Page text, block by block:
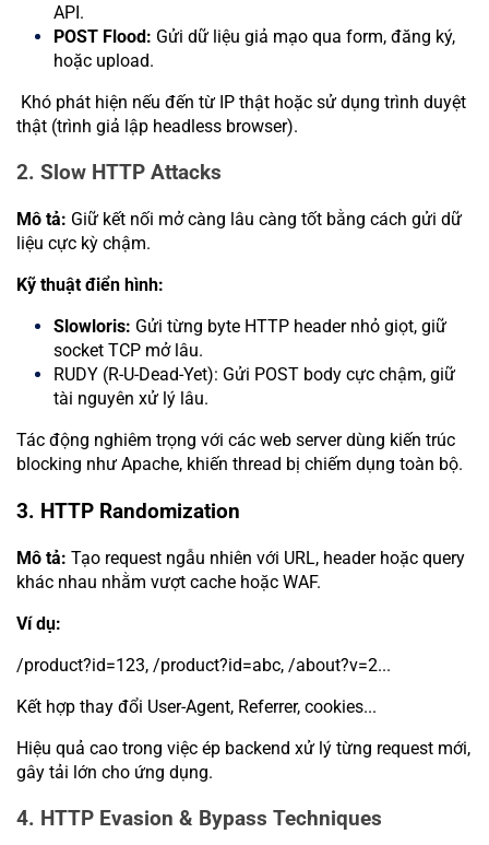
API.
POST Flood: Gửi dữ liệu giả mạo qua form, đăng ký,
hoặc upload.
Khó phát hiện nếu đến từ IP thật hoặc sử dụng trình duyệt
thật (trình giả lập headless browser).
2. Slow HTTP Attacks
Mô tả: Giữ kết nối mở càng lâu càng tốt bằng cách gửi dữ
liệu cực kỳ chậm.
Kỹ thuật điển hình:
Slowloris: Gửi từng byte HTTP header nhỏ giọt, giữ
socket TCP mở lâu.
RUDY (R-U-Dead-Yet): Gửi POST body cực chậm, giữ
tài nguyên xử lý lâu.
Tác động nghiêm trọng với các web server dùng kiến trúc
blocking như Apache, khiến thread bị chiếm dụng toàn bộ.
3. HTTP Randomization
Mô tả: Tạo request ngẫu nhiên với URL, header hoặc query
khác nhau nhằm vượt cache hoặc WAF.
Ví dụ:
/product?id=123, /product?id=abc, /about?v=2...
Kết hợp thay đổi User-Agent, Referrer, cookies...
Hiệu quả cao trong việc ép backend xử lý từng request mới,
gây tải lớn cho ứng dụng.
4. HTTP Evasion & Bypass Techniques